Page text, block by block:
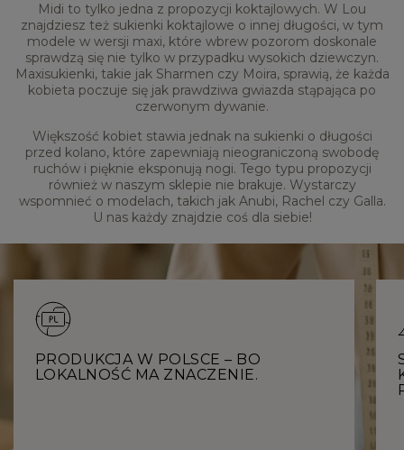
Midi to tylko jedna z propozycji koktajlowych. W Lou
znajdziesz też sukienki koktajlowe o innej długości, w tym
modele w wersji maxi, które wbrew pozorom doskonale
sprawdzą się nie tylko w przypadku wysokich dziewczyn.
Maxisukienki, takie jak Sharmen czy Moira, sprawią, że każda
kobieta poczuje się jak prawdziwa gwiazda stąpająca po
czerwonym dywanie.
Większość kobiet stawia jednak na sukienki o długości
przed kolano, które zapewniają nieograniczoną swobodę
ruchów i pięknie eksponują nogi. Tego typu propozycji
również w naszym sklepie nie brakuje. Wystarczy
wspomnieć o modelach, takich jak Anubi, Rachel czy Galla.
U nas każdy znajdzie coś dla siebie!
PRODUKCJA W POLSCE – BO
LOKALNOŚĆ MA ZNACZENIE.